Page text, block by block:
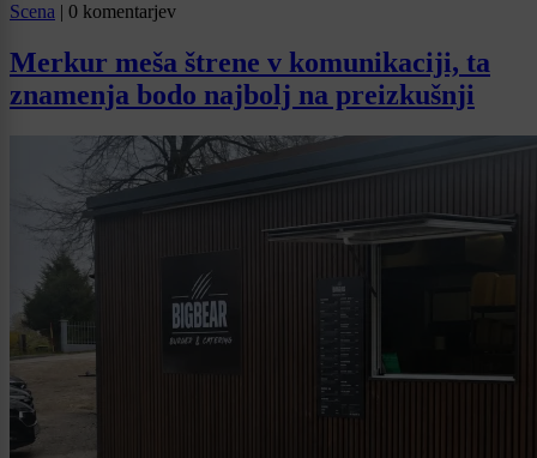
Scena | 0 komentarjev
Merkur meša štrene v komunikaciji, ta
znamenja bodo najbolj na preizkušnji